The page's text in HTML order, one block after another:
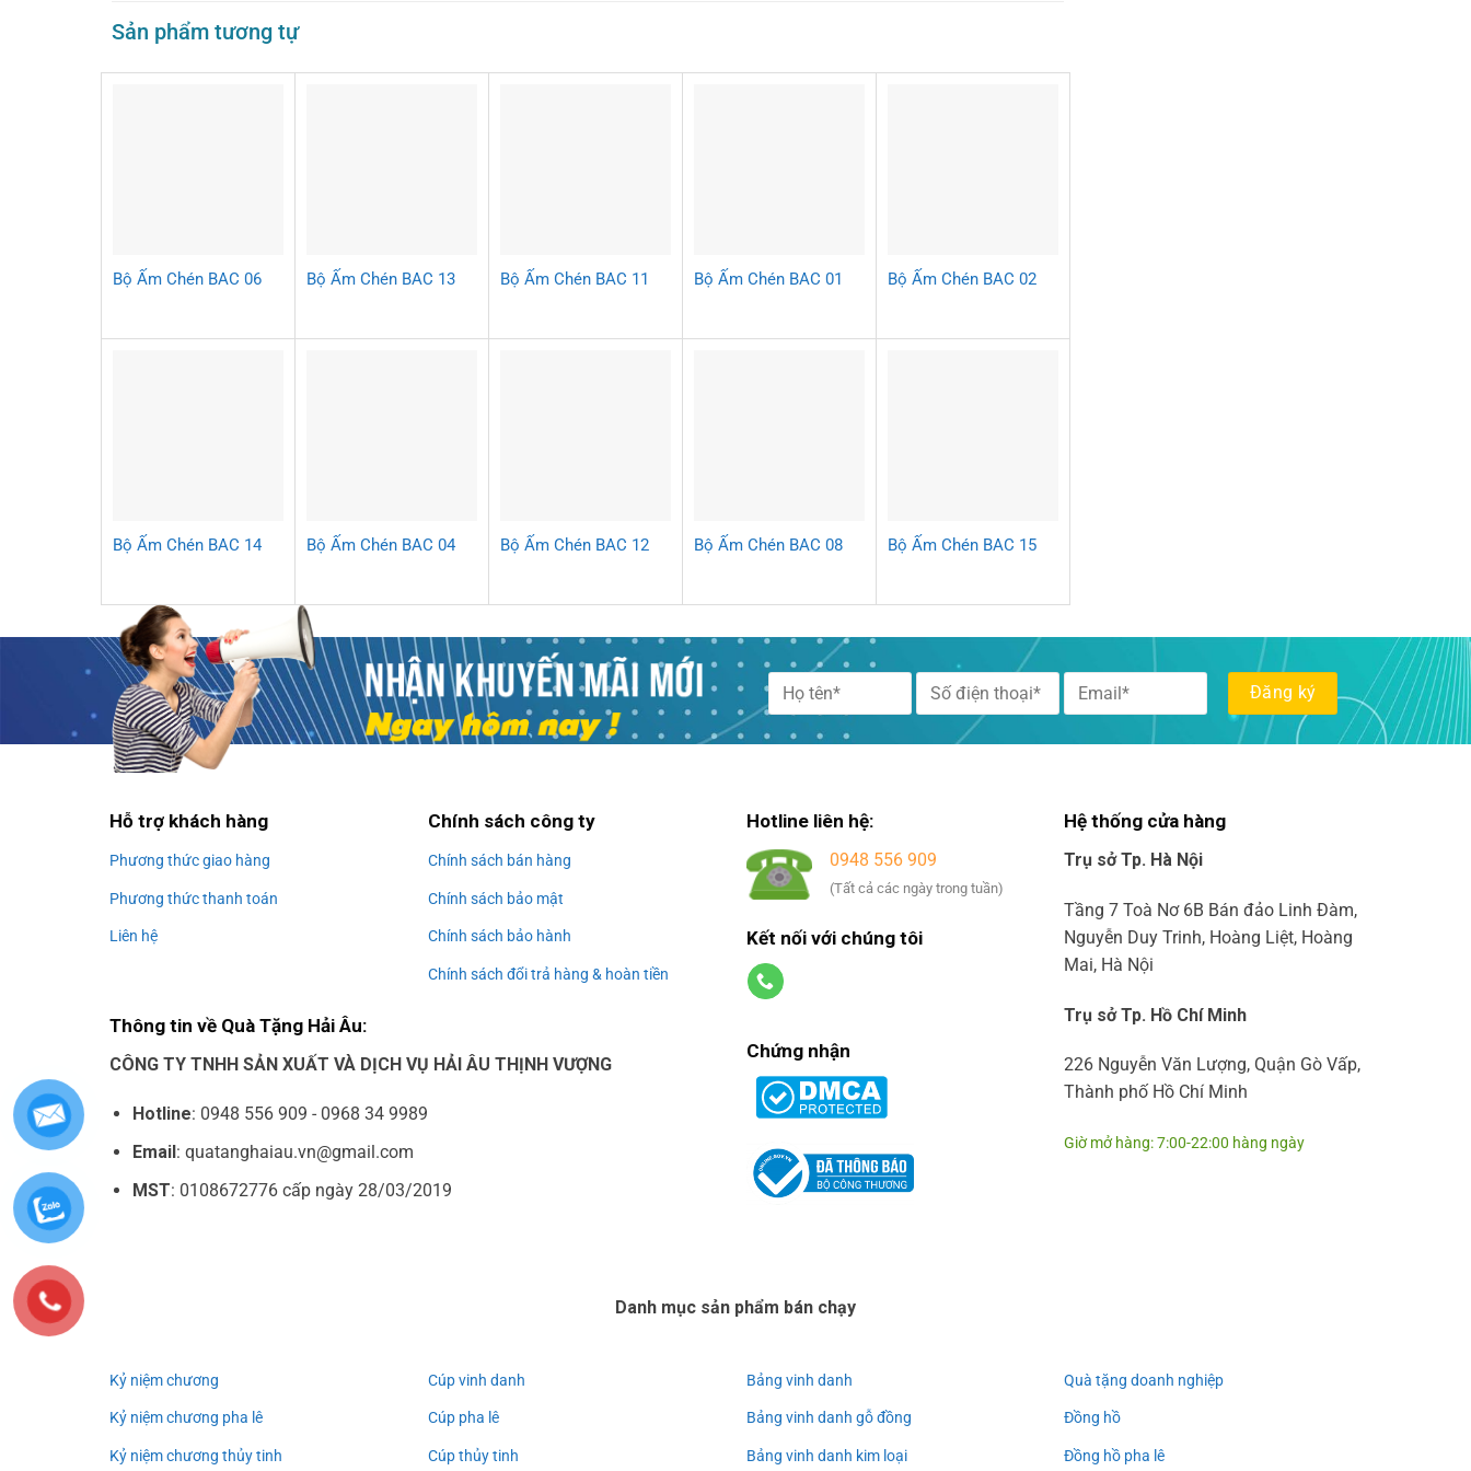
Sản phẩm tương tự
Bộ Ấm Chén BAC 06 Bộ Ấm Chén BAC 13 Bộ Ấm Chén BAC 11 Bộ Ấm Chén BAC 01 Bộ Ấm Chén BAC 02
Bộ Ấm Chén BAC 14 Bộ Ấm Chén BAC 04 Bộ Ấm Chén BAC 12 Bộ Ấm Chén BAC 08 Bộ Ấm Chén BAC 15
Alternative:
Hỗ trợ khách hàng
Phương thức giao hàng
Phương thức thanh toán
Liên hệ
Chính sách công ty
Chính sách bán hàng
Chính sách bảo mật
Chính sách bảo hành
Chính sách đổi trả hàng & hoàn tiền
Thông tin về Quà Tặng Hải Âu:
CÔNG TY TNHH SẢN XUẤT VÀ DỊCH VỤ HẢI ÂU THỊNH VƯỢNG
Hotline: 0948 556 909 - 0968 34 9989
Email: quatanghaiau.vn@gmail.com
MST: 0108672776 cấp ngày 28/03/2019
Hotline liên hệ:
0948 556 909
(Tất cả các ngày trong tuần)
Kết nối với chúng tôi
Chứng nhận
Hệ thống cửa hàng
Trụ sở Tp. Hà Nội
Tầng 7 Toà Nơ 6B Bán đảo Linh Đàm,
Nguyễn Duy Trinh, Hoàng Liệt, Hoàng
Mai, Hà Nội
Trụ sở Tp. Hồ Chí Minh
226 Nguyễn Văn Lượng, Quận Gò Vấp,
Thành phố Hồ Chí Minh
Giờ mở hàng: 7:00-22:00 hàng ngày
Danh mục sản phẩm bán chạy
Kỷ niệm chương
Kỷ niệm chương pha lê
Kỷ niệm chương thủy tinh
Cúp vinh danh
Cúp pha lê
Cúp thủy tinh
Bảng vinh danh
Bảng vinh danh gỗ đồng
Bảng vinh danh kim loại
Quà tặng doanh nghiệp
Đồng hồ
Đồng hồ pha lê